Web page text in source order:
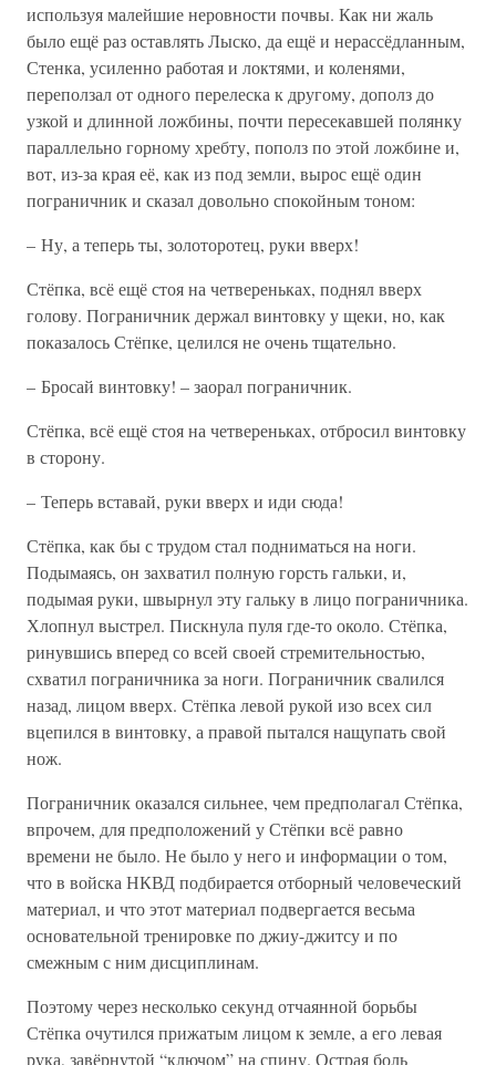
используя малейшие неровности почвы. Как ни жаль
было ещё раз оставлять Лыско, да ещё и нерассёдланным,
Стенка, усиленно работая и локтями, и коленями,
переползал от одного перелеска к другому, дополз до
узкой и длинной ложбины, почти пересекавшей полянку
параллельно горному хребту, пополз по этой ложбине и,
вот, из-за края её, как из под земли, вырос ещё один
пограничник и сказал довольно спокойным тоном:
– Ну, а теперь ты, золоторотец, руки вверх!
Стёпка, всё ещё стоя на четвереньках, поднял вверх
голову. Пограничник держал винтовку у щеки, но, как
показалось Стёпке, целился не очень тщательно.
– Бросай винтовку! – заорал пограничник.
Стёпка, всё ещё стоя на четвереньках, отбросил винтовку
в сторону.
– Теперь вставай, руки вверх и иди сюда!
Стёпка, как бы с трудом стал подниматься на ноги.
Подымаясь, он захватил полную горсть гальки, и,
подымая руки, швырнул эту гальку в лицо пограничника.
Хлопнул выстрел. Пискнула пуля где-то около. Стёпка,
ринувшись вперед со всей своей стремительностью,
схватил пограничника за ноги. Пограничник свалился
назад, лицом вверх. Стёпка левой рукой изо всех сил
вцепился в винтовку, а правой пытался нащупать свой
нож.
Пограничник оказался сильнее, чем предполагал Стёпка,
впрочем, для предположений у Стёпки всё равно
времени не было. Не было у него и информации о том,
что в войска НКВД подбирается отборный человеческий
материал, и что этот материал подвергается весьма
основательной тренировке по джиу-джитсу и по
смежным с ним дисциплинам.
Поэтому через несколько секунд отчаянной борьбы
Стёпка очутился прижатым лицом к земле, а его левая
рука, завёрнутой “ключом” на спину. Острая боль